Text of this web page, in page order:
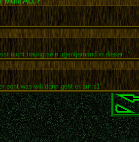
nicht traurig sein irgentjemand in dieser..."
echt was will dann geht er auf s1"